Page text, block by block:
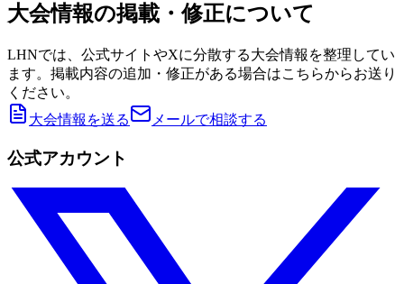
大会情報の掲載・修正について
LHNでは、公式サイトやXに分散する大会情報を整理してい
ます。掲載内容の追加・修正がある場合はこちらからお送り
ください。
大会情報を送る
メールで相談する
公式アカウント